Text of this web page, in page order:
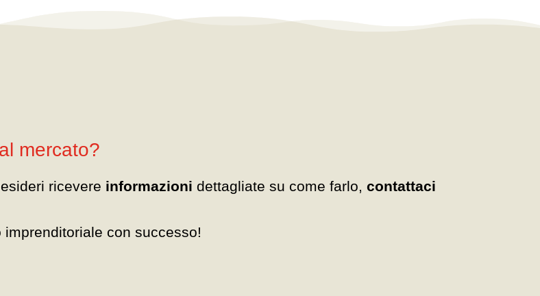
mercato?
ricevere informazioni dettagliate su come farlo,contattaci
con successo!